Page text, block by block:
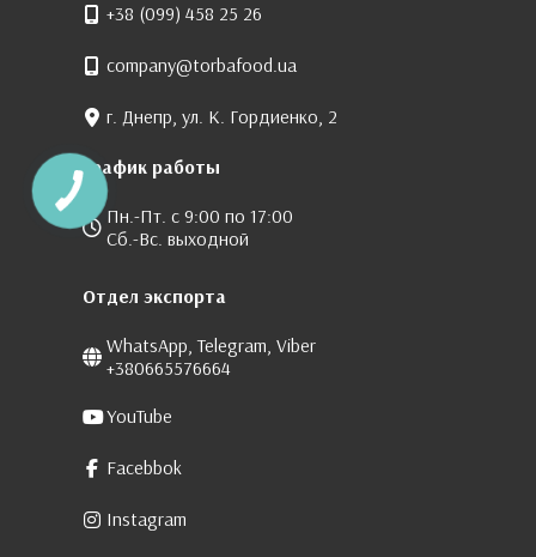
+38 (099) 458 25 26
company@torbafood.ua
г. Днепр, ул. К. Гордиенко, 2
График работы
Пн.-Пт. с 9:00 по 17:00
Сб.-Вс. выходной
Отдел экспорта
WhatsApp, Telegram, Viber
+380665576664
YouTube
Facebbok
Instagram